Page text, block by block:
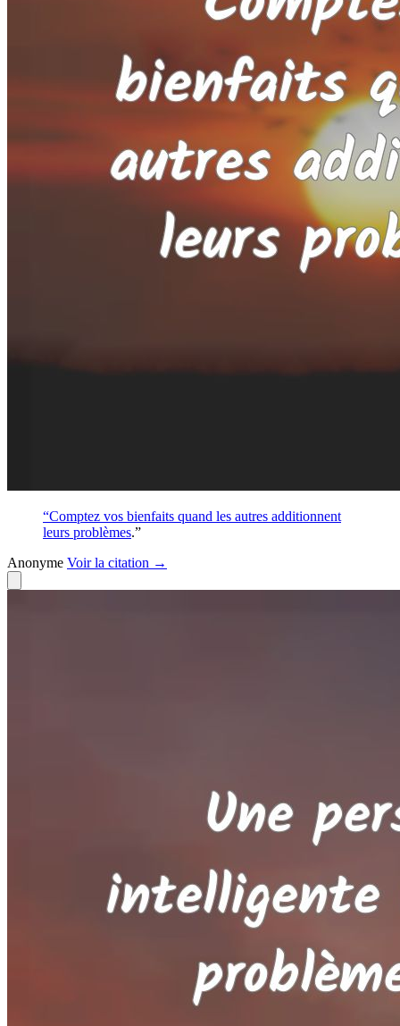
“Comptez vos bienfaits quand les autres additionnent
leurs problèmes.”
Anonyme Voirla citation →